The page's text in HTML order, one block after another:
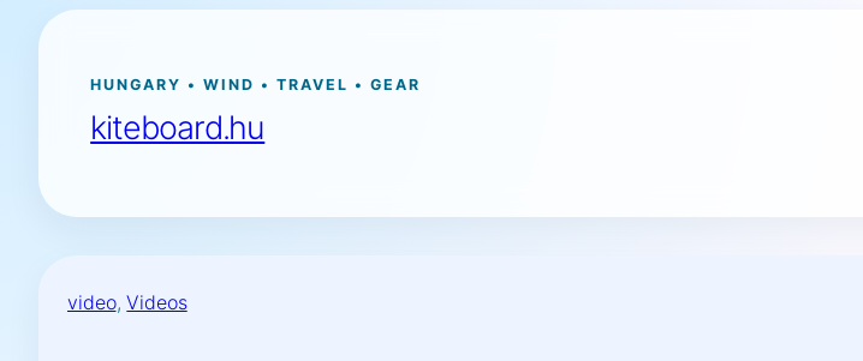
Ugrás
tartalomhozHUNGARY • WIND • TRAVEL • GEAR
kiteboard.hu
video, Videos